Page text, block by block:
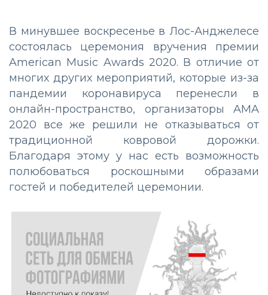
В минувшее воскресенье в Лос-Анджелесе
состоялась церемония вручения премии
American Music Awards 2020. В отличие от
многих других мероприятий, которые из-за
пандемии коронавируса перенесли в
онлайн-пространство, организаторы AMA
2020 все же решили не отказываться от
традиционной ковровой дорожки.
Благодаря этому у нас есть возможность
полюбоваться роскошными образами
гостей и победителей церемонии.